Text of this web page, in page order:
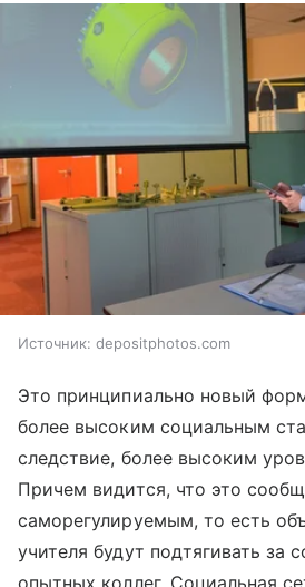
Источник: depositphotos.com
Это принципиально новый
более высоким социальным
следствие, более высоким
Причем видится, что это
саморегулируемым, то есть
учителя будут подтягивать за
опытных коллег. Социальная